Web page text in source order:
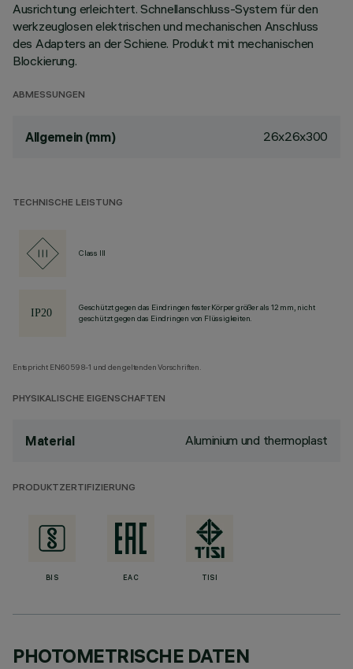
Ausrichtung erleichtert. Schnellanschluss-System für den
werkzeuglosen elektrischen und mechanischen Anschluss
des Adapters an der Schiene. Produkt mit mechanischen
Blockierung.
ABMESSUNGEN
Allgemein (mm) 26x26x300
TECHNISCHE LEISTUNG
Class III
Geschützt gegen das Eindringen fester Körper größer als 12 mm, nicht
geschützt gegen das Eindringen von Flüssigkeiten.
Entspricht EN60598-1 und den geltenden Vorschriften.
PHYSIKALISCHE EIGENSCHAFTEN
Material Aluminium und thermoplast
PRODUKTZERTIFIZIERUNG
BIS EAC TISI
PHOTOMETRISCHE DATEN